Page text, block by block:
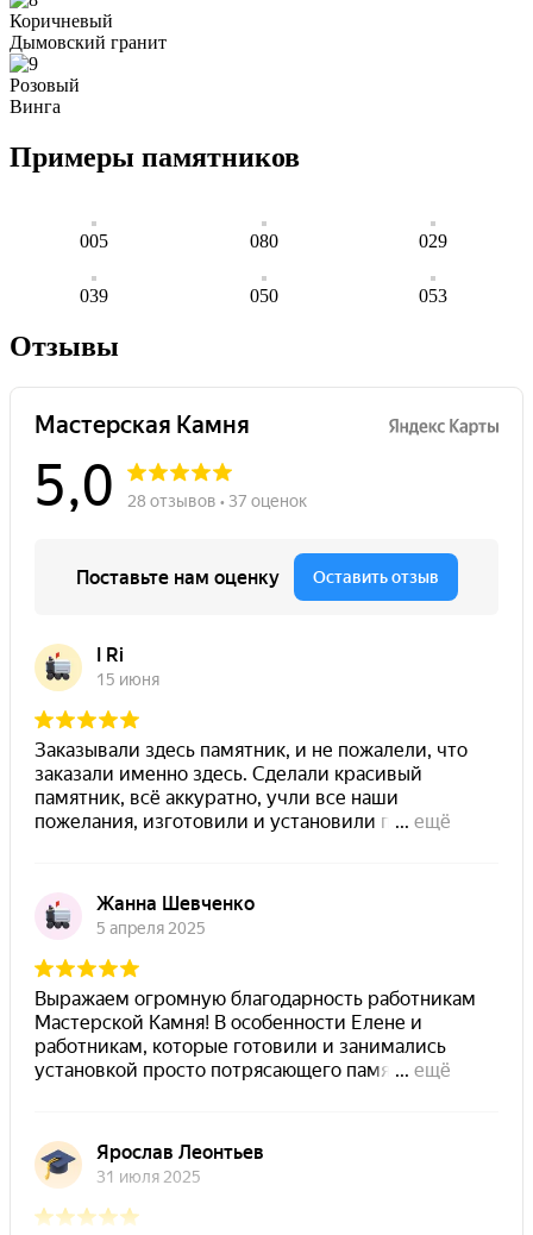
Коричневый
Дымовский гранит
Розовый
Винга
Примеры памятников
005 080 029
039 050 053
Отзывы